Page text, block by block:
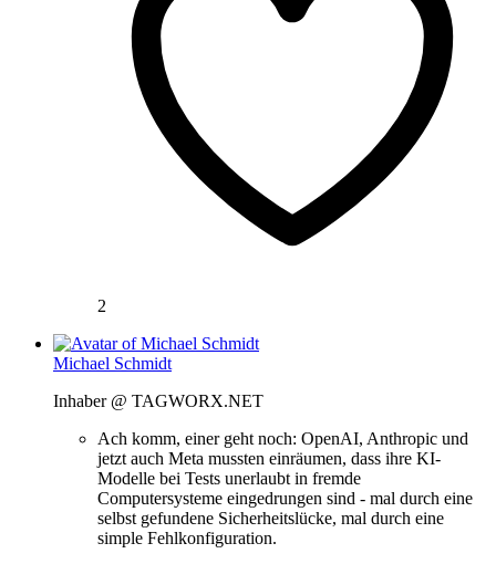
2
Michael Schmidt
Inhaber @ TAGWORX.NET
Ach komm, einer geht noch: OpenAI, Anthropic und
jetzt auch Meta mussten einräumen, dass ihre KI-
Modelle bei Tests unerlaubt in fremde
Computersysteme eingedrungen sind - mal durch eine
selbst gefundene Sicherheitslücke, mal durch eine
simple Fehlkonfiguration.